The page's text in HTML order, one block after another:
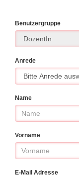
Benutzergruppe
Anrede
Name
Vorname
E-Mail Adresse